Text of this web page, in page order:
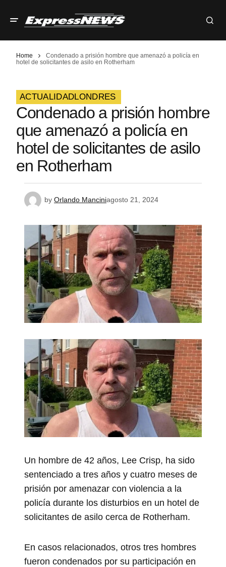
Home
Condenado a prisión hombre que amenazó a policía en
hotel de solicitantes de asilo en Rotherham
ACTUALIDADLONDRES
Condenado a prisión hombre
que amenazó a policía en
hotel de solicitantes de asilo
en Rotherham
by Orlando Manciniagosto 21, 2024
Un hombre de 42 años, Lee Crisp, ha sido
sentenciado a tres años y cuatro meses de
prisión por amenazar con violencia a la
policía durante los disturbios en un hotel de
solicitantes de asilo cerca de Rotherham.
En casos relacionados, otros tres hombres
fueron condenados por su participación en